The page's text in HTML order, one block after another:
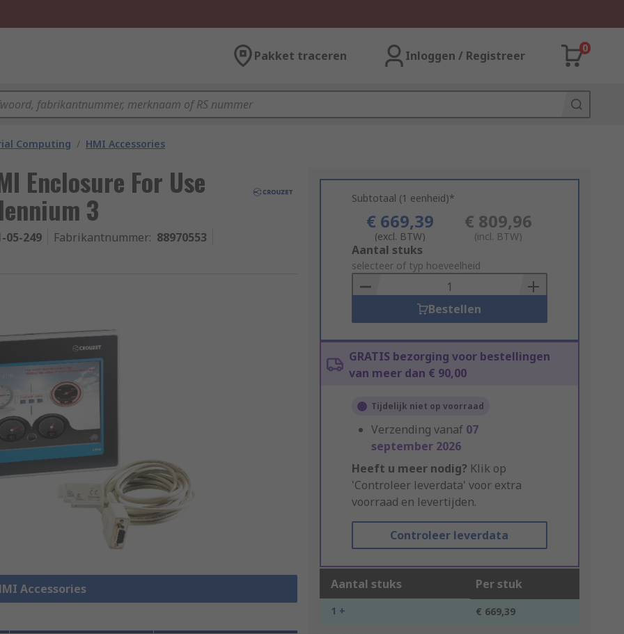
Pakket traceren Inloggen / Registreer
0
Computing / HMI Accessories
Enclosure For Use
3
05-249 Fabrikantnummer: 88970553
Accessories
Subtotaal (1 eenheid)*
€ 669,39
(excl. BTW)
€ 809,96
(incl. BTW)
Add
to
Basket
Aantal stuks
selecteer of typ hoeveelheid
Bestellen
GRATIS bezorging voor bestellingen
van meer dan € 90,00
Tijdelijk niet op voorraad
Verzending vanaf 07
september 2026
Heeft u meer nodig? Klik op
'Controleer leverdata' voor extra
voorraad en levertijden.
Controleer leverdata
Aantal stuks Per stuk
1 + € 669,39